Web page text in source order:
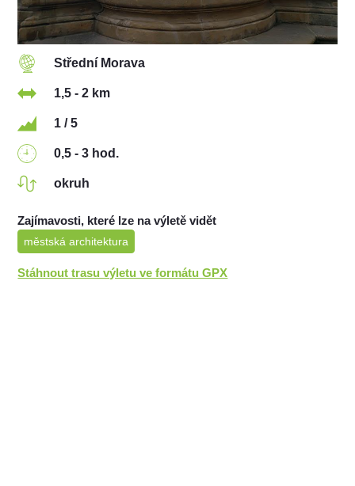
Střední Morava
1,5 - 2 km
1 / 5
0,5 - 3 hod.
okruh
Zajímavosti, které lze na výletě vidět
městská architektura
Stáhnout trasu výletu ve formátu GPX